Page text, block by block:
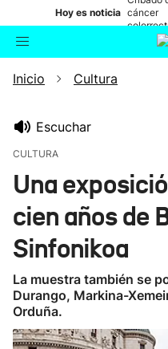
Hoy es noticia cáncer
Buscador
Inicio Cultura
Escuchar
CULTURA
Una
cien años de
Sinfonikoa
La muestra también se
Durango, Markina-
Orduña.